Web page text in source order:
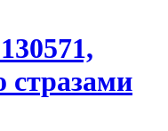
стразами